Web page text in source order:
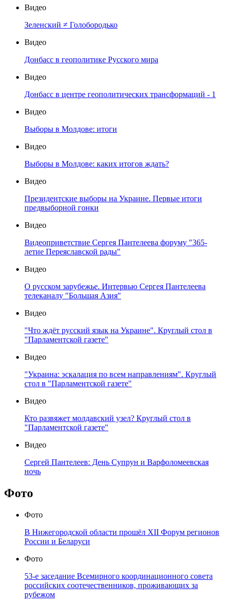
Видео
Зеленский ≠ Голобородько
Видео
Донбасс в геополитике Русского мира
Видео
Донбасс в центре геополитических трансформаций - 1
Видео
Выборы в Молдове: итоги
Видео
Выборы в Молдове: каких итогов ждать?
Видео
Президентские выборы на Украине. Первые итоги
предвыборной гонки
Видео
Видеоприветствие Сергея Пантелеева форуму "365-
летие Переяславской рады"
Видео
О русском зарубежье. Интервью Сергея Пантелеева
телеканалу "Большая Азия"
Видео
"Что ждёт русский язык на Украине". Круглый стол в
"Парламентской газете"
Видео
"Украина: эскалация по всем направлениям". Круглый
стол в "Парламентской газете"
Видео
Кто развяжет молдавский узел? Круглый стол в
"Парламентской газете"
Видео
Сергей Пантелеев: День Супрун и Варфоломеевская
ночь
Фото
Фото
В Нижегородской области прошёл XII Форум регионов
России и Беларуси
Фото
53-е заседание Всемирного координационного совета
российских соотечественников, проживающих за
рубежом